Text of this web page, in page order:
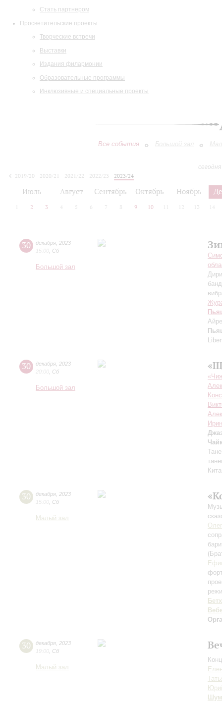
Стать партнером
Просветительские проекты
Творческие встречи
Выставки
Издания филармонии
Образовательные программы
Инклюзивные и специальные проекты
Все события Большой зал
2019/20
2020/21 2021/22 2022/23
2023/24
Июль Август Сентябрь Октябрь Ноябрь
2 3 4 5 6 7 8 9 10 12 13 14
30 декабря 2023
15:00 Сб
Большой зал
30 декабря 2023
20:00 Сб
Большой зал
30 декабря 2023
15:00 Сб
Малый зал
30 декабря 2023
19:00 Сб
Малый зал